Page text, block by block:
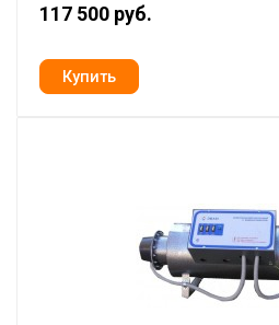
117 500 руб.